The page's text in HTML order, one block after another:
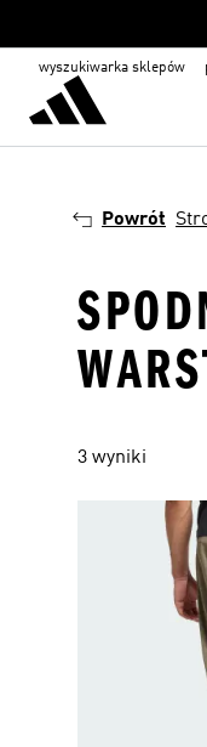
wyszukiwarka sklepów
Powrót
3 wyniki